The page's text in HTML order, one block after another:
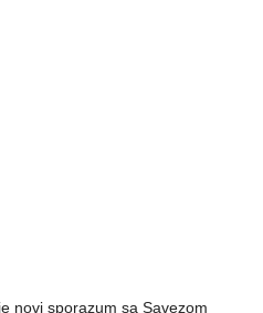
novi sporazum sa Savezom